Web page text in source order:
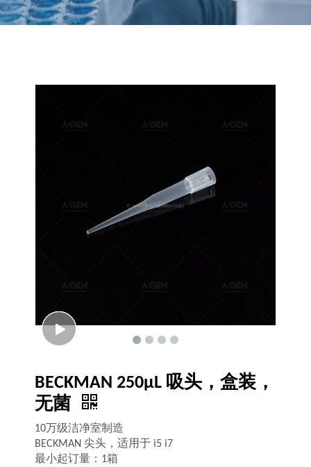
BECKMAN 250μL 吸头，盒装，
无菌
10万级洁净室制造
BECKMAN 尖头，适用于 i5 i7
最小起订量：1箱